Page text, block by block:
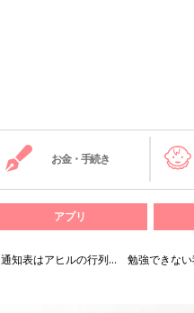
お金・手続き
アプリ
通知表はアヒルの行列… 勉強できない